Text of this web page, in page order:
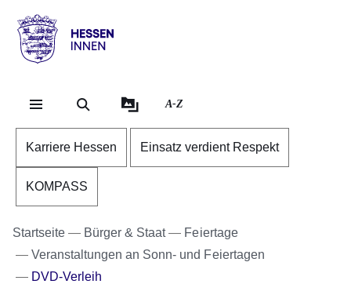
Hessen
Innen
A-Z
Karriere Hessen Einsatz verdient Respekt
KOMPASS
Startseite Bürger & Staat
Feiertage
Veranstaltungen an Sonn- und Feiertagen
DVD-Verleih